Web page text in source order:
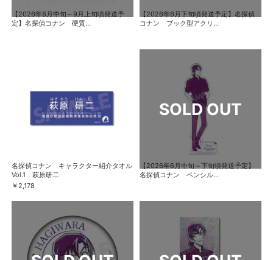
【2026年8月中旬～9月上旬頃発送予
定】名探偵コナン 硬質...
【2026年6月下旬頃発送予定】名探偵
コナン ブック型アクリ...
名探偵コナン キャラクター紹介タオル
Vol.1 萩原研二
￥2,178
【2026年6月中旬～下旬頃発送予定】
名探偵コナン ペンシル...